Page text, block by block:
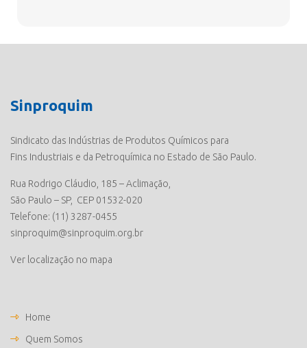
Sinproquim
Sindicato das Indústrias de Produtos Químicos para
Fins Industriais e da Petroquímica no Estado de São Paulo.
Rua Rodrigo Cláudio, 185 – Aclimação,
São Paulo – SP, CEP 01532-020
Telefone: (11) 3287-0455
sinproquim@sinproquim.org.br
Ver localização no mapa
Home
Quem Somos